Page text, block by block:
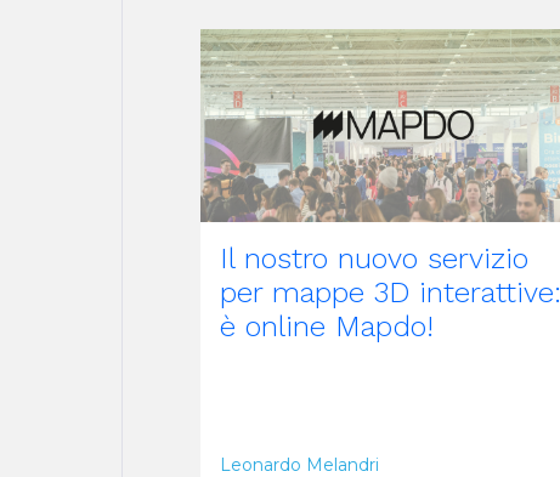
Il nostro nuovo servizio
per mappe 3D interattive:
è online Mapdo!
Leonardo Melandri